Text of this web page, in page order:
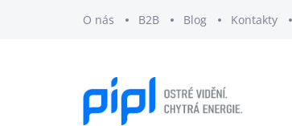
O nás B2B Blog Kontakty